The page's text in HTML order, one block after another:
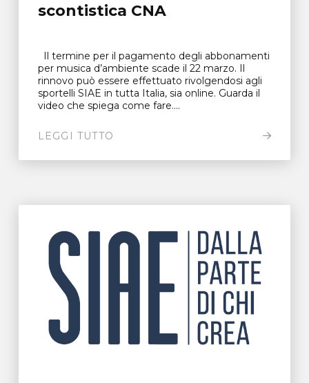
scontistica CNA
Il termine per il pagamento degli abbonamenti
per musica d’ambiente scade il 22 marzo. Il
rinnovo può essere effettuato rivolgendosi agli
sportelli SIAE in tutta Italia, sia online. Guarda il
video che spiega come fare....
LEGGI TUTTO